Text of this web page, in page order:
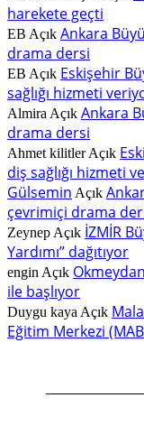
harekete geçti
EB Açık Ankara
drama dersi
EB Açık Eskişehir
sağlığı hizmeti
Almira Açık Ankara
drama dersi
Ahmet kilitlerAçık
diş sağlığı hizmeti
Gülsemin Açık
çevrimiçi drama
Zeynep Açık İZMİR
Yardımı” dağıtıyor
engin Açık
ile başlıyor
Duygu kaya Açık
Eğitim Merkezi